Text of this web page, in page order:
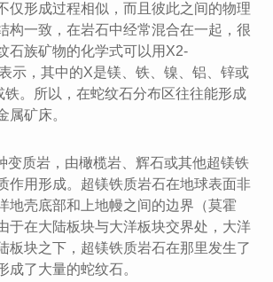
仅形成过程相似，而且彼此之间的物理
构一致，在岩石中经常混合在一起，很
石族矿物的化学式可以用X2-
示，其中的X是镁、铁、镍、铝、锌或
铁。所以，在蛇纹石分布区往往能形成
属矿床。
变质岩，由橄榄岩、辉石或其他超镁铁
作用形成。超镁铁质岩石在地球表面非
地壳底部和上地幔之间的边界（莫霍
于在大陆板块与大洋板块交界处，大洋
板块之下，超镁铁质岩石在那里发生了
成了大量的蛇纹石。